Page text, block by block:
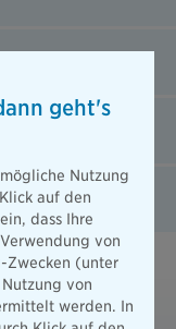
geht's
Nutzung
auf den
dass Ihre
von
Zwecken (unter
von
werden. In